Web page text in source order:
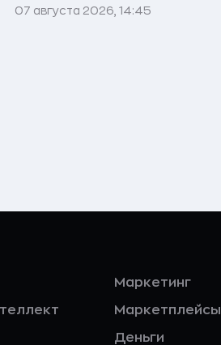
07 августа 2026, 14:45
Маркетинг
Маркетплейсы
Деньги